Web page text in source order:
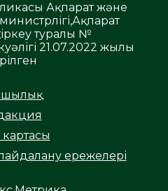
Ақпарат және
тіркеу туралы №
21.07.2022 жылы
ережелері